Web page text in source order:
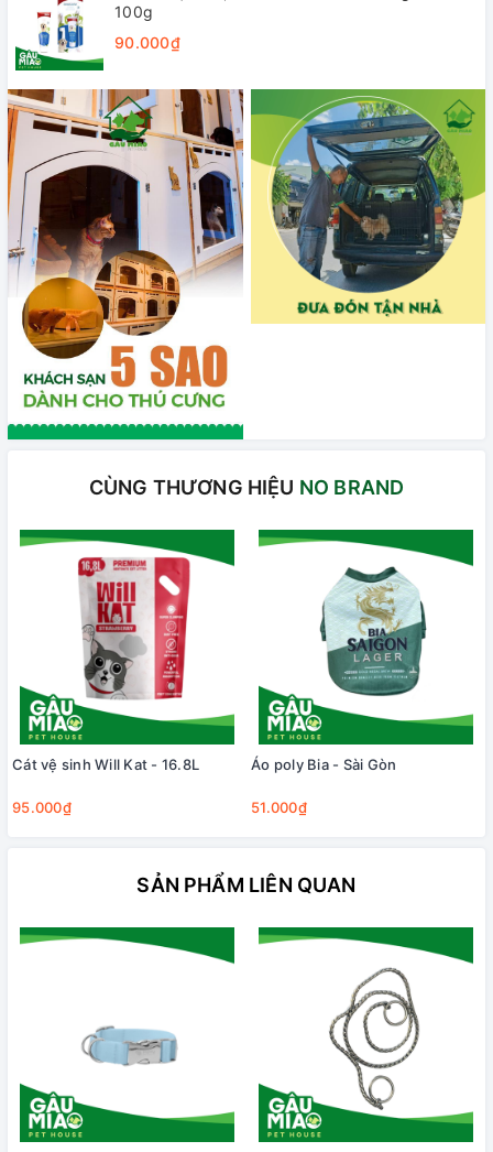
100g
90.000₫
CÙNG THƯƠNG HIỆU NO BRAND
Cát vệ sinh Will Kat - 16.8L
95.000₫
Áo poly Bia - Sài Gòn
51.000₫
SẢN PHẨM LIÊN QUAN